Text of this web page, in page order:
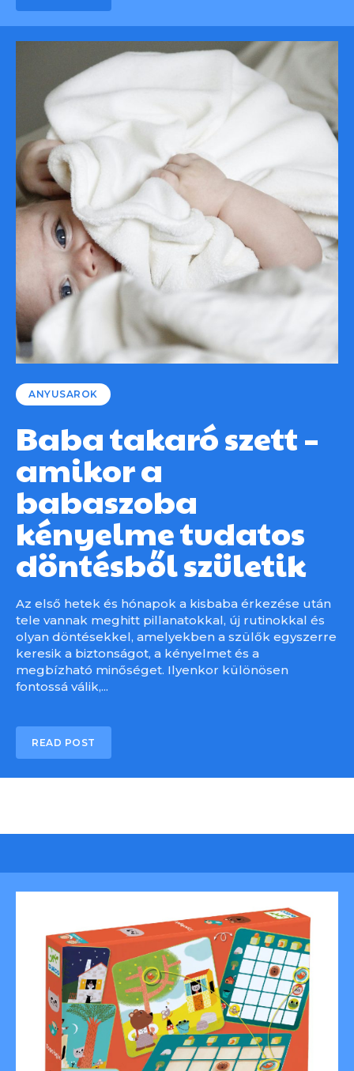
ANYUSAROK
Baba takaró szett –
amikor a
babaszoba
kényelme tudatos
döntésből születik
Az első hetek és hónapok a kisbaba érkezése után
tele vannak meghitt pillanatokkal, új rutinokkal és
olyan döntésekkel, amelyekben a szülők egyszerre
keresik a biztonságot, a kényelmet és a
megbízható minőséget. Ilyenkor különösen
fontossá válik,...
READ POST